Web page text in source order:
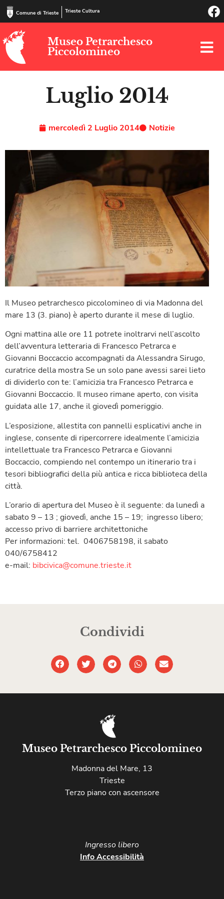
Comune di Trieste Trieste Cultura
Museo Petrarchesco
Piccolomineo
Luglio 2014
mercoledì 2 Luglio 2014 Notizie
Il Museo petrarchesco piccolomineo di via Madonna del
mare 13 (3. piano) è aperto durante il mese di luglio.
Ogni mattina alle ore 11 potrete inoltrarvi nell’ascolto
dell’avventura letteraria di Francesco Petrarca e
Giovanni Boccaccio accompagnati da Alessandra Sirugo,
curatrice della mostra Se un solo pane avessi sarei lieto
di dividerlo con te: l’amicizia tra Francesco Petrarca e
Giovanni Boccaccio. Il museo rimane aperto, con visita
guidata alle 17, anche il giovedì pomeriggio.
L’esposizione, allestita con pannelli esplicativi anche in
inglese, consente di ripercorrere idealmente l’amicizia
intellettuale tra Francesco Petrarca e Giovanni
Boccaccio, compiendo nel contempo un itinerario tra i
tesori bibliografici della più antica e ricca biblioteca della
città.
L’orario di apertura del Museo è il seguente: da lunedì a
sabato 9 – 13 ; giovedì, anche 15 – 19; ingresso libero;
accesso privo di barriere architettoniche
Per informazioni: tel. 0406758198, il sabato
040/6758412
e-mail: bibcivica@comune.trieste.it
Condividi
Museo Petrarchesco Piccolomineo
Madonna del Mare, 13
Trieste
Terzo piano con ascensore
Ingresso libero​
Info Accessibilità